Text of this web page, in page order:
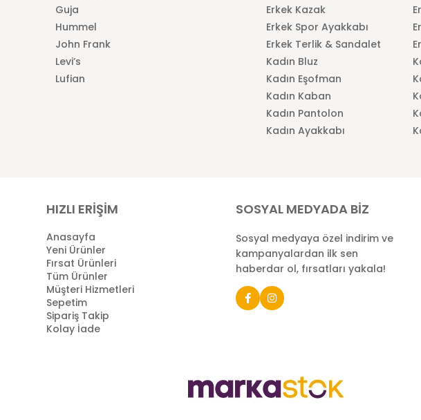
Guja
Hummel
John Frank
Levi’s
Lufian
Erkek Kazak
Erkek Spor Ayakkabı
Erkek Terlik & Sandalet
Kadın Bluz
Kadın Eşofman
Kadın Kaban
Kadın Pantolon
Kadın Ayakkabı
HIZLI ERİŞİM
Anasayfa
Yeni Ürünler
Fırsat Ürünleri
Tüm Ürünler
Müşteri Hizmetleri
Sepetim
Sipariş Takip
Kolay İade
SOSYAL MEDYADA BİZ
Sosyal medyaya özel indirim ve
kampanyalardan ilk sen
haberdar ol, fırsatları yakala!